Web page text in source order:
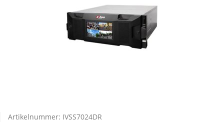
Artikelnummer: IVSS7024DR